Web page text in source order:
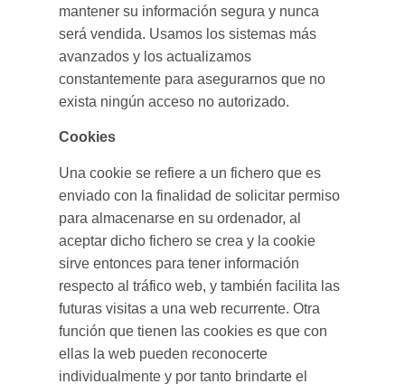
mantener su información segura y nunca
será vendida. Usamos los sistemas más
avanzados y los actualizamos
constantemente para asegurarnos que no
exista ningún acceso no autorizado.
Cookies
Una cookie se refiere a un fichero que es
enviado con la finalidad de solicitar permiso
para almacenarse en su ordenador, al
aceptar dicho fichero se crea y la cookie
sirve entonces para tener información
respecto al tráfico web, y también facilita las
futuras visitas a una web recurrente. Otra
función que tienen las cookies es que con
ellas la web pueden reconocerte
individualmente y por tanto brindarte el